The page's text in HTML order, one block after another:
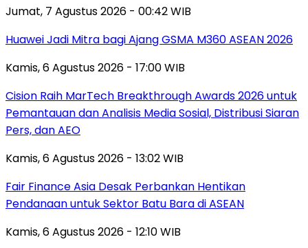
Jumat, 7 Agustus 2026 - 00:42 WIB
Huawei Jadi Mitra bagi Ajang GSMA M360 ASEAN 2026
Kamis, 6 Agustus 2026 - 17:00 WIB
Cision Raih MarTech Breakthrough Awards 2026 untuk
Pemantauan dan Analisis Media Sosial, Distribusi Siaran
Pers, dan AEO
Kamis, 6 Agustus 2026 - 13:02 WIB
Fair Finance Asia Desak Perbankan Hentikan
Pendanaan untuk Sektor Batu Bara di ASEAN
Kamis, 6 Agustus 2026 - 12:10 WIB